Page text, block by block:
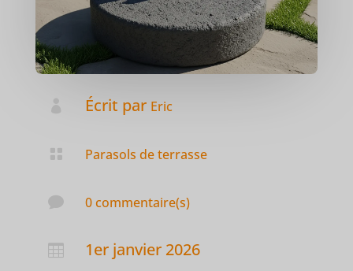
Écrit par Eric
 Parasols de terrasse
 0 commentaire(s)
 1er janvier 2026